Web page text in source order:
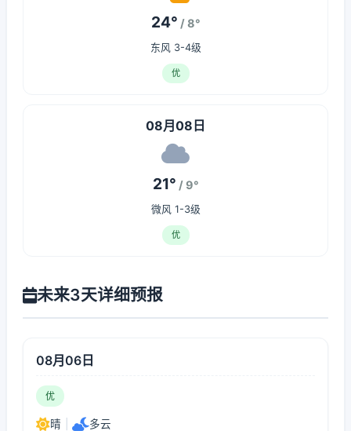
24° / 8°
东风 3-4级
优
08月08日
21° / 9°
微风 1-3级
优
未来3天详细预报
08月06日
优
晴 多云